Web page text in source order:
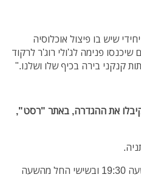
שיש בו פיצול אוכלוסיה
פנימה לג'ולי רוג'ר לרקוד
קנקני בירה בכיף שלו ושלנו."
את ההגדרה, באתר "רסט",
בימים א'-ה ושבת החל מהשעה 19:30 ובשישי החל מהשעה